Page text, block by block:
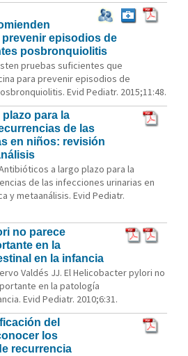
prevenir episodios de
posbronquiolitis
pruebas suficientes que
para prevenir episodios de
Evid Pediatr. 2015;11:48.
para la
de las
en niños: revisión
a largo plazo para la
de las infecciones urinarias en
y metaanálisis. Evid Pediatr.
no parece
en la
en la infancia
Valdés JJ. El Helicobacter pylori no
en la patología
Evid Pediatr. 2010;6:31.
del
los
recurrencia